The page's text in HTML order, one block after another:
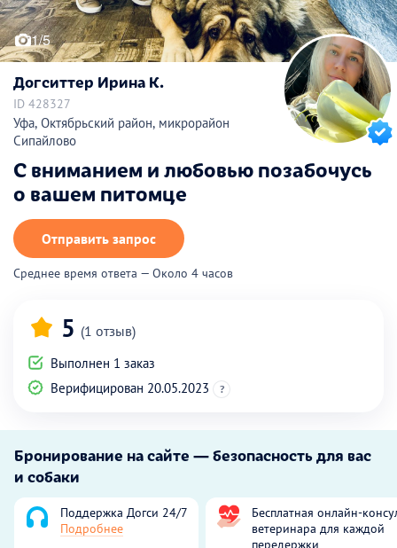
1/5
Догситтер Ирина К.
ID 428327
Уфа, Октябрьский район, микрорайон
Сипайлово
С вниманием и любовью позабочусь
о вашем питомце
Отправить запрос
Среднее время ответа — Около 4 часов
5 (1 отзыв)
Выполнен 1 заказ
Верифицирован 20.05.2023
?
Бронирование на сайте — безопасность для вас
и собаки
Поддержка Догси 24/7
Подробнее
Бесплатная онлайн-
ветеринара для каждой
передержки